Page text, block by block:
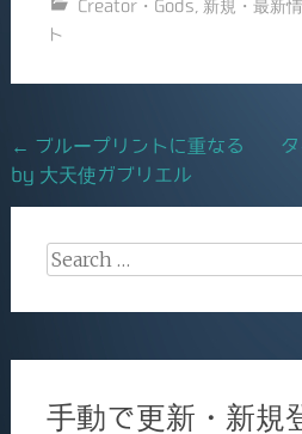
e
o
o
k
l
Creator・Gods 新規・最新
ト
Post
navigation
← ブループリントに重なる
by 大天使ガブリエル
Search
手動で更新・新規